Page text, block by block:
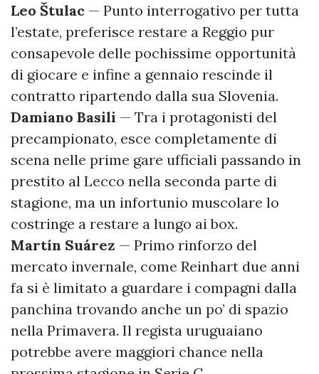
Leo Štulac — Punto interrogativo per tutta
l’estate, preferisce restare a Reggio pur
consapevole delle pochissime opportunità
di giocare e infine a gennaio rescinde il
contratto ripartendo dalla sua Slovenia.
Damiano Basili — Tra i protagonisti del
precampionato, esce completamente di
scena nelle prime gare ufficiali passando in
prestito al Lecco nella seconda parte di
stagione, ma un infortunio muscolare lo
costringe a restare a lungo ai box.
Martín Suárez — Primo rinforzo del
mercato invernale, come Reinhart due anni
fa si è limitato a guardare i compagni dalla
panchina trovando anche un po’ di spazio
nella Primavera. Il regista uruguaiano
potrebbe avere maggiori chance nella